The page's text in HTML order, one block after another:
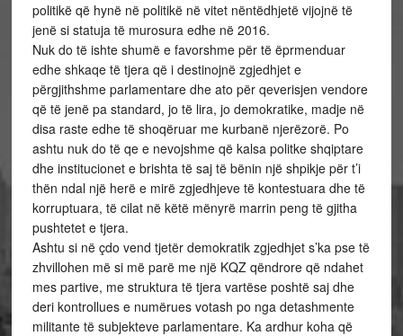
politikë që hynë në politikë në vitet nëntëdhjetë vijojnë të
jenë si statuja të murosura edhe në 2016.
Nuk do të ishte shumë e favorshme për të ëprmenduar
edhe shkaqe të tjera që i destinojnë zgjedhjet e
përgjithshme parlamentare dhe ato për qeverisjen vendore
që të jenë pa standard, jo të lira, jo demokratike, madje në
disa raste edhe të shoqëruar me kurbanë njerëzorë. Po
ashtu nuk do të qe e nevojshme që kalsa politke shqiptare
dhe institucionet e brishta të saj të bënin një shpikje për t’i
thën ndal një herë e mirë zgjedhjeve të kontestuara dhe të
korruptuara, të cilat në këtë mënyrë marrin peng të gjitha
pushtetet e tjera.
Ashtu si në çdo vend tjetër demokratik zgjedhjet s’ka pse të
zhvillohen më si më parë me një KQZ qëndrore që ndahet
mes partive, me struktura të tjera vartëse poshtë saj dhe
deri kontrollues e numërues votash po nga detashmente
militante të subjekteve parlamentare. Ka ardhur koha që